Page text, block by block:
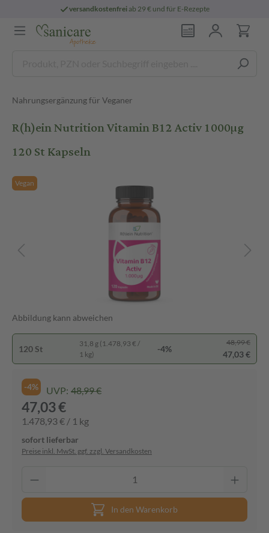
versandkostenfreiab 29 € und für E-Rezepte
Nahrungsergänzung für Veganer
R(h)ein Nutrition Vitamin B12 Activ 1000µg
120 St Kapseln
Vegan
Abbildung kann abweichen
120 St
31,8 g (1.478,93 € /
1 kg)
-4%
48,99 €
47,03 €
-4% UVP: 48,99 €
47,03 €
1.478,93 € / 1 kg
sofort lieferbar
Preise inkl. MwSt. ggf. zzgl. Versandkosten
In den Warenkorb